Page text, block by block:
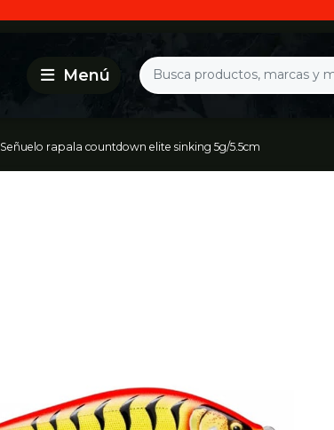
Señuelo rapala countdown elite sinking 5g/5.5cm